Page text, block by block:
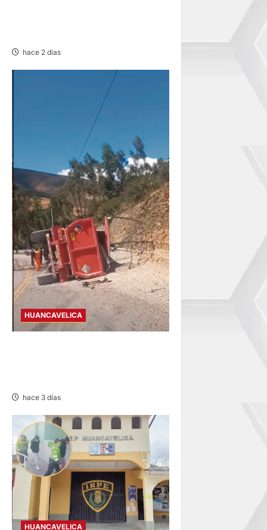
hace 2 días
HUANCAVELICA
hace 3 días
HUANCAVELICA